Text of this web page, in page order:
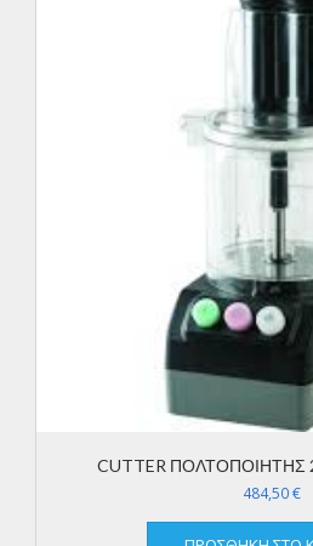
CUTTER ΠΟΛΤΟΠΟΙΗΤΗΣ
484,50€